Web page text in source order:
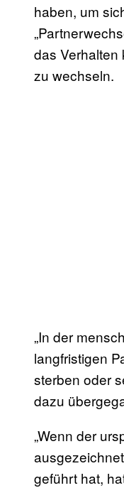
haben, um
das Verhalten
zu wechseln.
„In der
langfristigen
sterben oder
dazu
„Wenn der
geführt hat,